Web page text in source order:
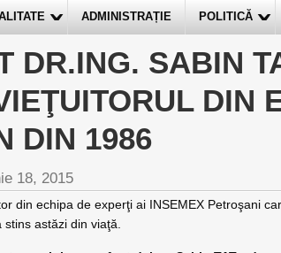
ADMINISTRAȚIE POLITICĂ
DR.ING. SABIN
DIN
DIN 1986
18, 2015
din echipa de experţi ai INSEMEX Petroşani
astăzi din viaţă.